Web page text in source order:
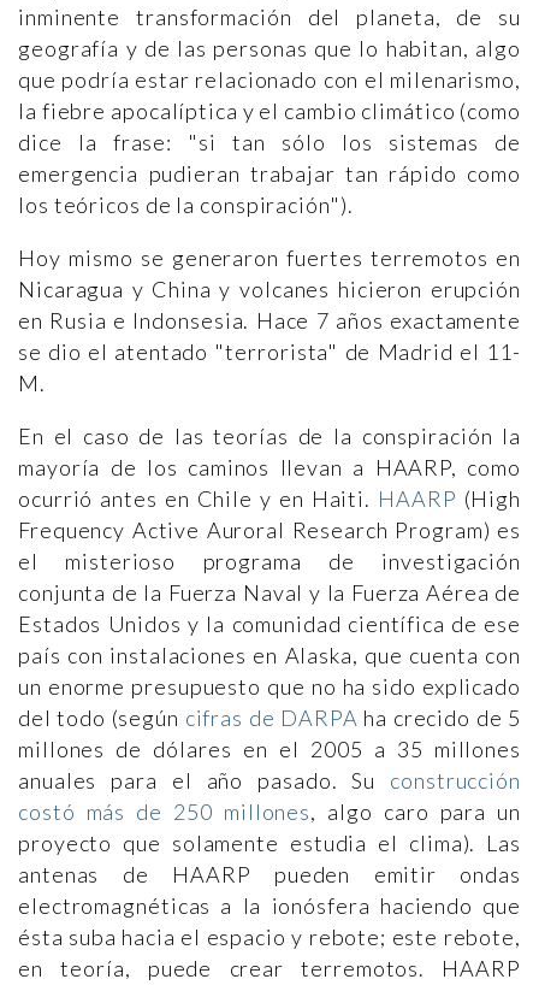
inminente transformación del planeta, de su
geografía y de las personas que lo habitan, algo
que podría estar relacionado con el milenarismo,
la fiebre apocalíptica y el cambio climático (como
dice la frase: "si tan sólo los sistemas de
emergencia pudieran trabajar tan rápido como
los teóricos de la conspiración").
Hoy mismo se generaron fuertes terremotos en
Nicaragua y China y volcanes hicieron erupción
en Rusia e Indonsesia. Hace 7 años exactamente
se dio el atentado "terrorista" de Madrid el 11-
M.
En el caso de las teorías de la conspiración la
mayoría de los caminos llevan a HAARP, como
ocurrió antes en Chile y en Haiti. HAARP (High
Frequency Active Auroral Research Program) es
el misterioso programa de investigación
conjunta de la Fuerza Naval y la Fuerza Aérea de
Estados Unidos y la comunidad científica de ese
país con instalaciones en Alaska, que cuenta con
un enorme presupuesto que no ha sido explicado
del todo (según cifras de DARPA ha crecido de 5
millones de dólares en el 2005 a 35 millones
anuales para el año pasado. Su construcción
costó más de 250 millones, algo caro para un
proyecto que solamente estudia el clima). Las
antenas de HAARP pueden emitir ondas
electromagnéticas a la ionósfera haciendo que
ésta suba hacia el espacio y rebote; este rebote,
en teoría, puede crear terremotos. HAARP